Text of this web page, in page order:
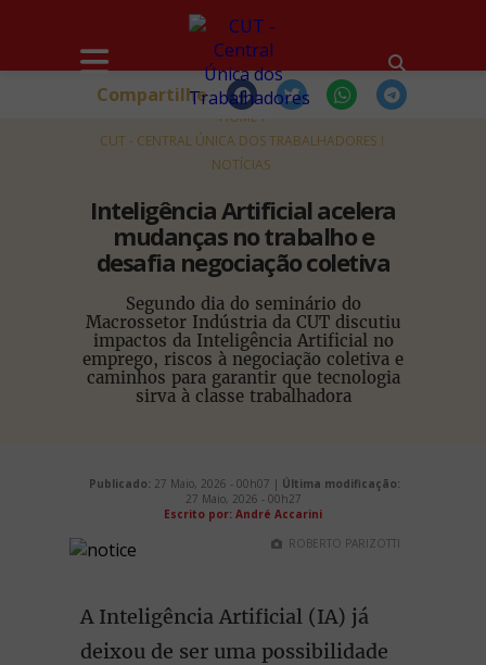
HOME
CUT - CENTRAL ÚNICA DOS TRABALHADORES
NOTÍCIAS
Inteligência Artificial acelera
mudanças no trabalho e
desafia negociação coletiva
Segundo dia do seminário do
Macrossetor Indústria da CUT discutiu
impactos da Inteligência Artificial no
emprego, riscos à negociação coletiva e
caminhos para garantir que tecnologia
sirva à classe trabalhadora
Compartilhe
Publicado: 27 Maio, 2026 - 00h07 | Última modificação:
27 Maio, 2026 - 00h27
Escrito por: André Accarini
ROBERTO PARIZOTTI
A Inteligência Artificial (IA) já
deixou de ser uma possibilidade